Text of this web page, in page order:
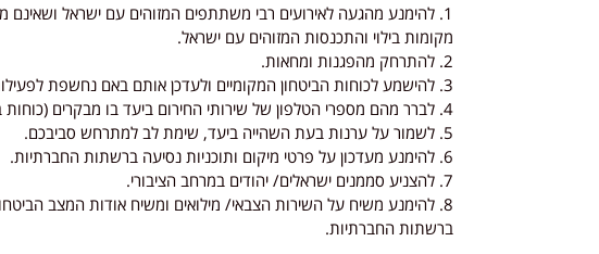
1. להימנע מהגעה לאירועים רבי משתתפים המזוהים עם ישראל
מקומות בילוי והתכנסות המזוהים עם ישראל.
2. להתרחק מהפגנות ומחאות.
3. להישמע לכוחות הביטחון המקומיים ולעדכן אותם באם נחשפת לפעילות עוינת הממוקדת נגד ישראלים/ יהודים.
4. לברר מהם מספרי הטלפון של שירותי החירום ביעד בו מבקרים (כוחות ביטחון/רפואה) והנציגות הישראלית אם ישנה.
5. לשמור על ערנות בעת השהייה ביעד, שימת לב למתרחש סביבכם.
6. להימנע מעדכון על פרטי מיקום ותוכניות נסיעה ברשתות החברתיות.
7. להצניע סממנים ישראלים/ יהודים במרחב הציבורי.
8. להימנע משיח על השירות הצבאי/ מילואים ומשיח אודות המצב
ברשתות החברתיות.